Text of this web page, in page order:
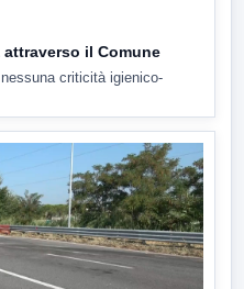
attraverso il Comune
criticità igienico-